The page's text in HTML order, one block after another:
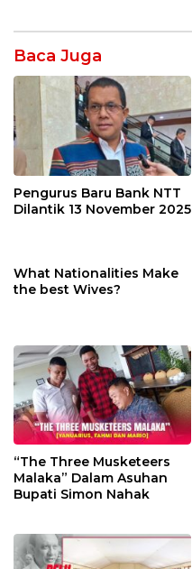
Baca Juga
Pengurus Baru Bank NTT
Dilantik 13 November 2025
What Nationalities Make
the best Wives?
“The Three Musketeers
Malaka” Dalam Asuhan
Bupati Simon Nahak